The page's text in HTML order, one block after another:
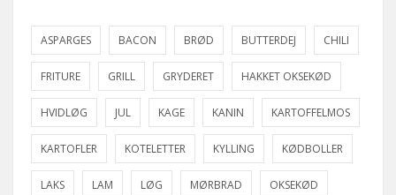
ASPARGES BACON BRØD BUTTERDEJ CHILI
FRITURE GRILL GRYDERET HAKKET OKSEKØD
HVIDLØG JUL KAGE KANIN KARTOFFELMOS
KARTOFLER KOTELETTER KYLLING KØDBOLLER
LAKS LAM LØG MØRBRAD OKSEKØD